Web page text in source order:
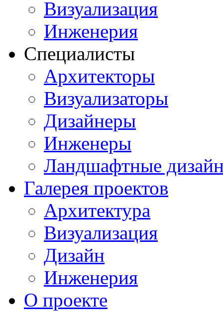
Визуализация
Инженерия
Специалисты
Архитекторы
Визуализаторы
Дизайнеры
Инженеры
Ландшафтные
Галерея проектов
Архитектура
Визуализация
Дизайн
Инженерия
О проекте